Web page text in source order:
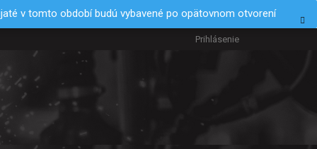
v tomto období budú vybavené po opätovnom otvorení
Prihlásenie